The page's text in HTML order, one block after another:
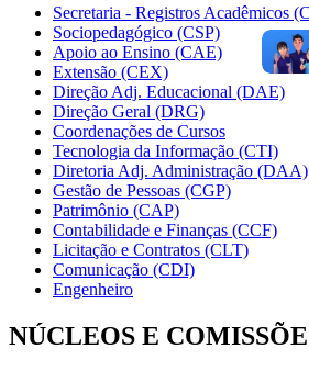
Secretaria - Registros Acadêmicos
Sociopedagógico (CSP)
Apoio ao Ensino (CAE)
Extensão (CEX)
Direção Adj. Educacional (DAE)
Direção Geral (DRG)
Coordenações de Cursos
Tecnologia da Informação (CTI)
Diretoria Adj. Administração (DAA)
Gestão de Pessoas (CGP)
Patrimônio (CAP)
Contabilidade e Finanças (CCF)
Licitação e Contratos (CLT)
Comunicação (CDI)
Engenheiro
NÚCLEOS E